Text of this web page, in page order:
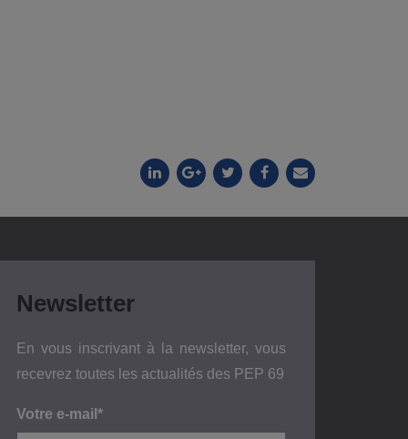
Newsletter
En vous inscrivant à la newsletter, vous
recevrez toutes les actualités des PEP 69
Votre e-mail*